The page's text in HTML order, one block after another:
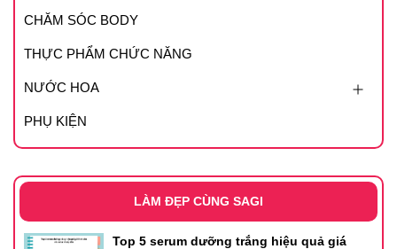
CHĂM SÓC BODY
THỰC PHẨM CHỨC NĂNG
NƯỚC HOA
PHỤ KIỆN
LÀM ĐẸP CÙNG SAGI
Top 5 serum dưỡng trắng hiệu quả giá